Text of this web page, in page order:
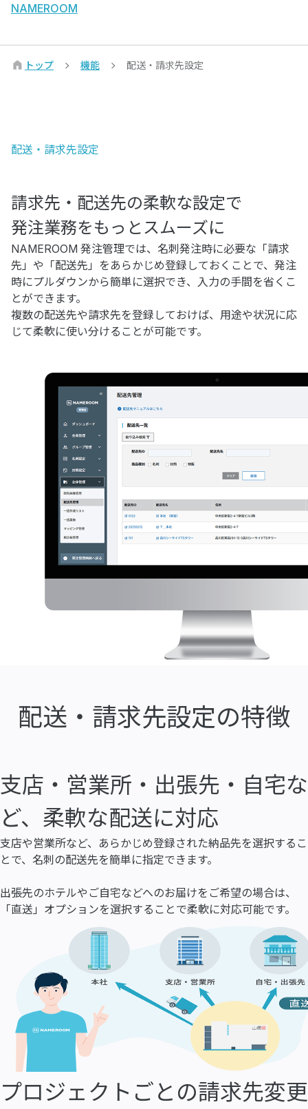
NAMEROOM
トップ 機能 配送・請求先設定
配送・請求先設定
請求先・配送先の柔軟な設定で
発注業務をもっとスムーズに
NAMEROOM 発注管理では、名刺発注時に必要な「請求
先」や「配送先」をあらかじめ登録しておくことで、発注
時にプルダウンから簡単に選択でき、入力の手間を省くこ
とができます。
複数の配送先や請求先を登録しておけば、用途や状況に応
じて柔軟に使い分けることが可能です。
配送・請求先設定の特徴
支店・営業所・出張先・自宅な
ど、柔軟な配送に対応
支店や営業所など、あらかじめ登録された納品先を選択するこ
とで、名刺の配送先を簡単に指定できます。
出張先のホテルやご自宅などへのお届けをご希望の場合は、
「直送」オプションを選択することで柔軟に対応可能です。
プロジェクトごとの請求先変更